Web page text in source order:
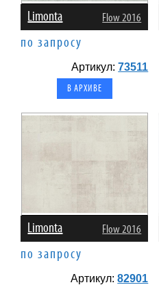
Limonta Flow 2016
по запросу
Артикул:73511
В АРХИВЕ
Limonta Flow 2016
по запросу
Артикул:82901